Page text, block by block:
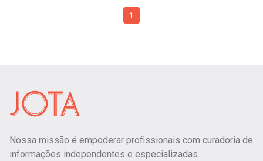
1
Nossa missão é empoderar profissionais com curadoria de
informações independentes e especializadas.